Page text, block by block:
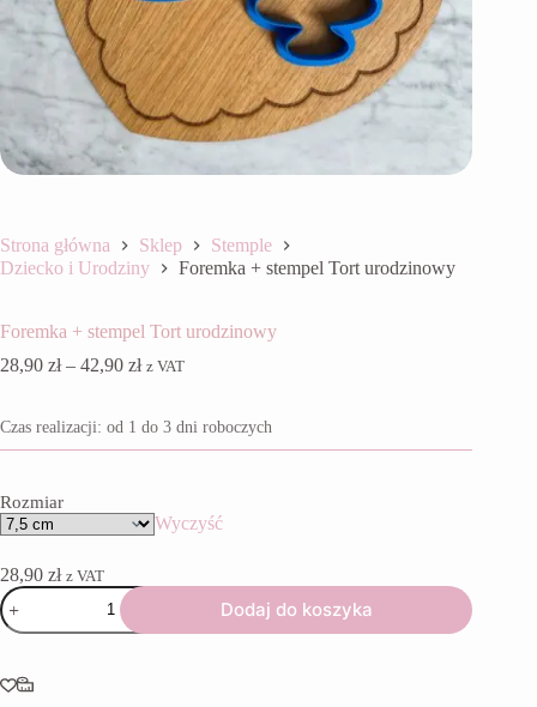
Strona główna Sklep
Stemple
Dziecko i Urodziny
Foremka + stempel Tort urodzinowy
Foremka + stempel Tort urodzinowy
28,90 zł – 42,90 złZakres
28,90 zł
do
z VAT
Czas realizacji: od 1 do 3 dni roboczych
Rozmiar
Wyczyść
28,90 zł z VAT
ilość
Foremka
Tort
urodzinowy
Dodaj do koszyka